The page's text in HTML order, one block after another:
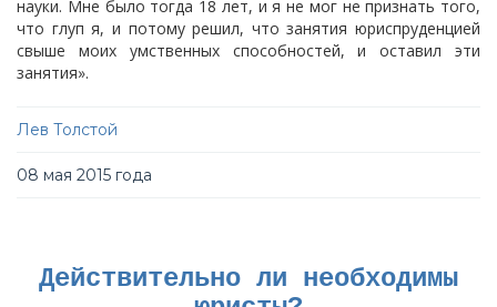
науки. Мне было тогда 18 лет, и я не мог не признать того,
что глуп я, и потому решил, что занятия юриспруденцией
свыше моих умственных способностей, и оставил эти
занятия».
Лев Толстой
08 мая 2015 года
Действительно ли необходимы